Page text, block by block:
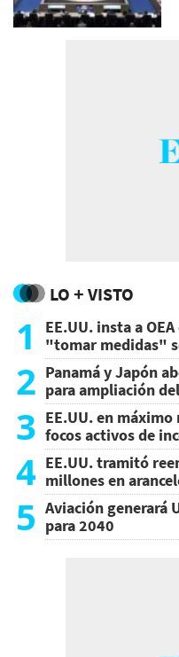
LO + VISTO
1
EE.UU. insta a
"tomar medidas"
2 Panamá y Japón
para ampliación
3 EE.UU. en
focos activos de
4 EE.UU. tramitó
millones en
5 Aviación generará
para 2040